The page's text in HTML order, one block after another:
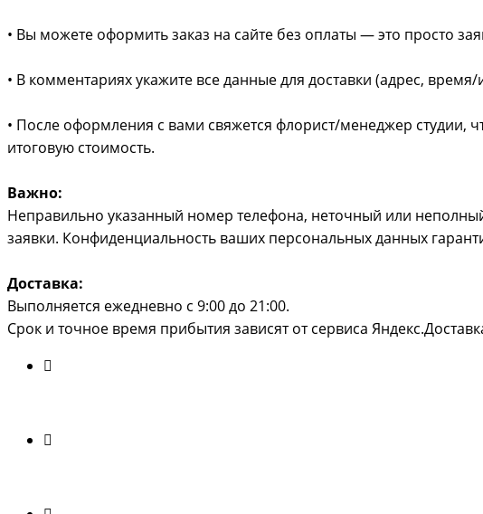
• Вы можете оформить заказ на сайте без оплаты — это просто
• В комментариях укажите все данные для доставки (адрес,
• После оформления с вами свяжется флорист/менеджер студии,
итоговую стоимость.
Важно:
Неправильно указанный номер телефона, неточный или
заявки. Конфиденциальность ваших персональных данных
Доставка:
Выполняется ежедневно с 9:00 до 21:00.
Срок и точное время прибытия зависят от сервиса